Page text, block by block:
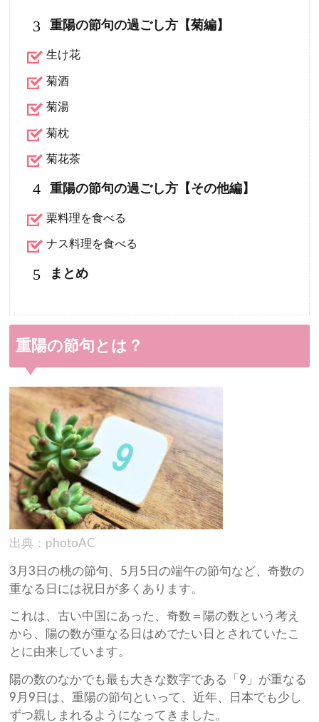
3 重陽の節句の過ごし方【菊編】
生け花
菊酒
菊湯
菊枕
菊花茶
4 重陽の節句の過ごし方【その他編】
栗料理を食べる
ナス料理を食べる
5 まとめ
重陽の節句とは？
出典：photoAC
3月3日の桃の節句、5月5日の端午の節句など、奇数の
重なる日には祝日が多くあります。
これは、古い中国にあった、奇数＝陽の数という考え
から、陽の数が重なる日はめでたい日とされていたこ
とに由来しています。
陽の数のなかでも最も大きな数字である「9」が重なる
9月9日は、重陽の節句といって、近年、日本でも少し
ずつ親しまれるようになってきました。